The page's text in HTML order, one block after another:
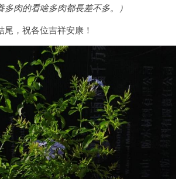
多肉的看啥多肉都長差不多。）
，祝各位吉祥安康！